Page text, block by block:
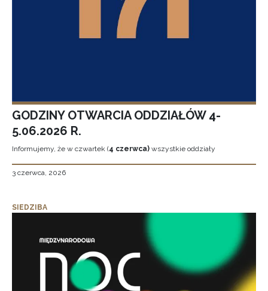
GODZINY OTWARCIA ODDZIAŁÓW 4-
5.06.2026 R.
Informujemy, że w czwartek (4 czerwca) wszystkie oddziały
3 czerwca, 2026
SIEDZIBA